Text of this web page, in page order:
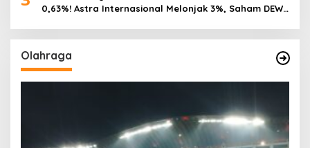
0,63%! Astra Internasional Melonjak 3%, Saham DEWA
Olahraga